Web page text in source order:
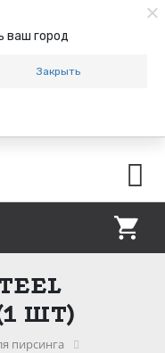
ваш город
Закрыть
ШТ)
пирсинга